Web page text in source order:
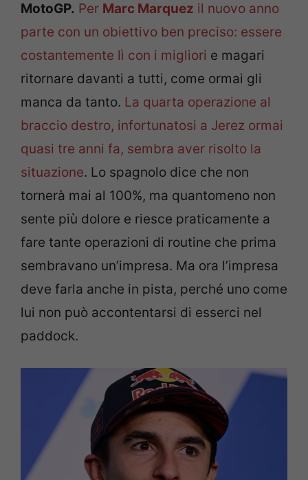
MotoGP. Per Marc Marquez il nuovo anno
parte con un obiettivo ben preciso: essere
costantemente lì con i migliori e magari
ritornare davanti a tutti, come ormai gli
manca da tanto. La quarta operazione al
braccio destro, infortunatosi a Jerez ormai
quasi tre anni fa, sembra aver risolto la
situazione. Lo spagnolo dice che non
tornerà mai al 100%, ma quantomeno non
sente più dolore e riesce praticamente a
fare tante operazioni di routine che prima
sembravano un’impresa. Ma ora l’impresa
deve farla anche in pista, perché uno come
lui non può accontentarsi di esserci nel
paddock.